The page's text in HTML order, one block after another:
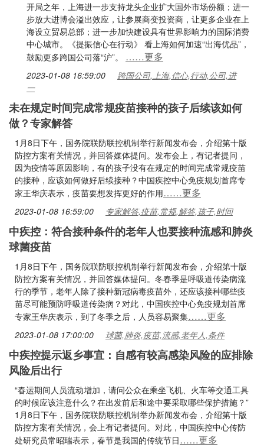
开局之年，上海进一步支持龙头企业扩大国外市场份额；进一
步放大进博会溢出效应，让参展商变投资商，让更多企业在上
海设立贸易总部；进一步加快建设具有世界影响力的国际消费
中心城市。《提振信心在行动》 看上海如何加速“出海优品”，
鼓励更多跨国公司落“沪”。 ……更多
2023-01-08 16:59:00
跨国公司,上海,信心,行动,公司,进
一
未在规定时间完成常规疫苗接种的孩子后续该如何
做？专家解答
1月8日下午，国务院联防联控机制举行新闻发布会，介绍第十版
防控方案有关情况，并回答媒体提问。发布会上，有记者提问，
因为疫情等原因影响，有的孩子没有在规定的时间完成常规疫苗
的接种，应该如何做好后续接种？中国疾控中心免疫规划首席专
家王华庆表示，疫苗要想发挥更好的作用……更多
2023-01-08 16:59:00 专家解答,疫苗,常规,解答,孩子,时间
中疾控：符合接种条件的老年人也要接种流感和肺炎
球菌疫苗
1月8日下午，国务院联防联控机制举行新闻发布会，介绍第十版
防控方案有关情况，并回答媒体提问。冬春季是呼吸道传染病流
行的季节，老年人除了接种新冠病毒疫苗外，还应该接种哪些疫
苗尽可能预防呼吸道传染病？对此，中国疾控中心免疫规划首席
专家王华庆表示，到了冬季之后，人员容易聚集……更多
2023-01-08 17:00:00 球菌,肺炎,疫苗,流感,老年人,条件
中疾控提示返乡事宜：自感有较高感染风险的应排除
风险后出行
“春运期间人员流动增加，请问公众在乘坐飞机、火车等交通工具
的时候应该注意什么？在出发前后和途中要采取哪些保护措施？”
1月8日下午，国务院联防联控机制举办新闻发布会，介绍第十版
防控方案有关情况，会上有记者提问。对此，中国疾控中心传防
处研究员常昭瑞表示，春节是我国的传统节日……更多